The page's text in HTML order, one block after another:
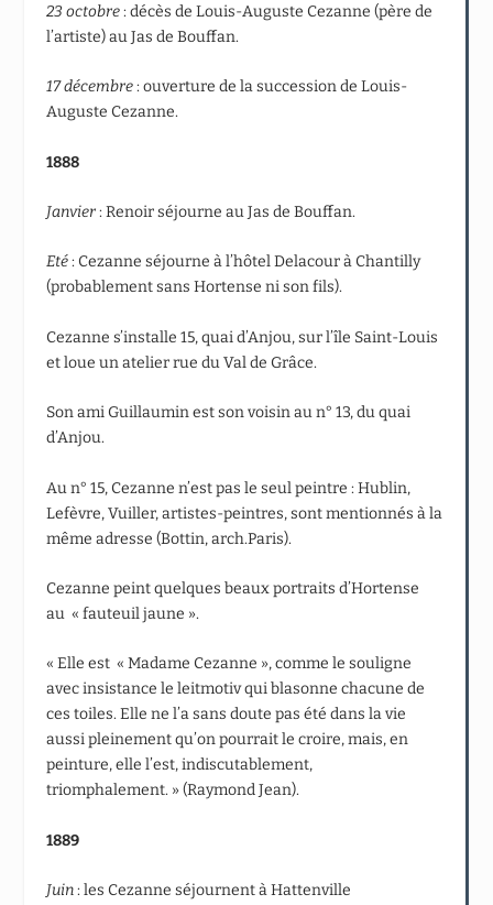
23 octobre: décès de Louis-Auguste Cezanne (père de
l’artiste) au Jas de Bouffan.
17 décembre: ouverture de la succession de Louis-
Auguste Cezanne.
1888
Janvier: Renoir séjourne au Jas de Bouffan.
Eté: Cezanne séjourne à l’hôtel Delacour à Chantilly
(probablement sans Hortense ni son fils).
Cezanne s’installe 15, quai d’Anjou, sur l’île Saint-Louis
et loue un atelier rue du Val de Grâce.
Son ami Guillaumin est son voisin au n° 13, du quai
d’Anjou.
Au n° 15, Cezanne n’est pas le seul peintre : Hublin,
Lefèvre, Vuiller, artistes-peintres, sont mentionnés à la
même adresse (Bottin, arch.Paris).
Cezanne peint quelques beaux portraits d’Hortense
au « fauteuil jaune ».
« Elle est « Madame Cezanne », comme le souligne
avec insistance le leitmotiv qui blasonne chacune de
ces toiles. Elle ne l’a sans doute pas été dans la vie
aussi pleinement qu’on pourrait le croire, mais, en
peinture, elle l’est, indiscutablement,
triomphalement. » (Raymond Jean).
1889
Juin: les Cezanne séjournent à Hattenville